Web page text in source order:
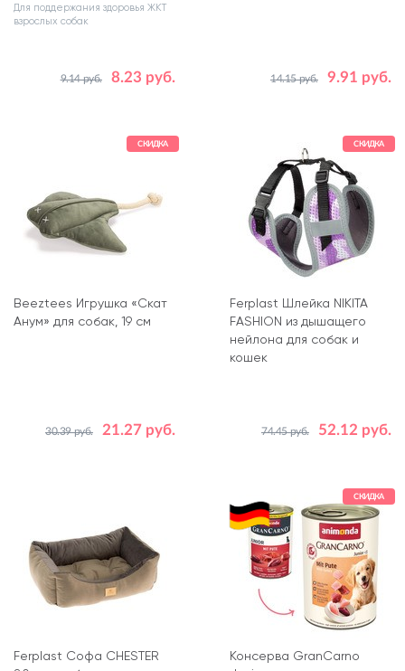
Для поддержания здоровья ЖКТ
взрослых собак
8.23 руб.
9.14 руб. 9.91 руб.
14.15 руб.
СКИДКА
Beeztees Игрушка «Скат
Анум» для собак, 19 см
21.27 руб.
30.39 руб.
СКИДКА
Ferplast Шлейка NIKITA
FASHION из дышащего
нейлона для собак и
кошек
52.12 руб.
74.45 руб.
Ferplast Софа CHESTER
СКИДКА
Консерва GranCarno